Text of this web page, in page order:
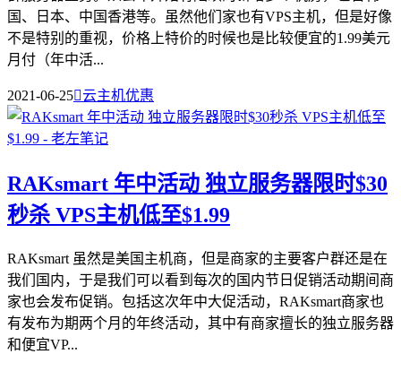
国、日本、中国香港等。虽然他们家也有VPS主机，但是好像
不是特别的重视，价格上特价的时候也是比较便宜的1.99美元
月付（年中活...
2021-06-25云主机优惠
RAKsmart 年中活动 独立服务器限时$30
秒杀 VPS主机低至$1.99
RAKsmart 虽然是美国主机商，但是商家的主要客户群还是在
我们国内，于是我们可以看到每次的国内节日促销活动期间商
家也会发布促销。包括这次年中大促活动，RAKsmart商家也
有发布为期两个月的年终活动，其中有商家擅长的独立服务器
和便宜VP...